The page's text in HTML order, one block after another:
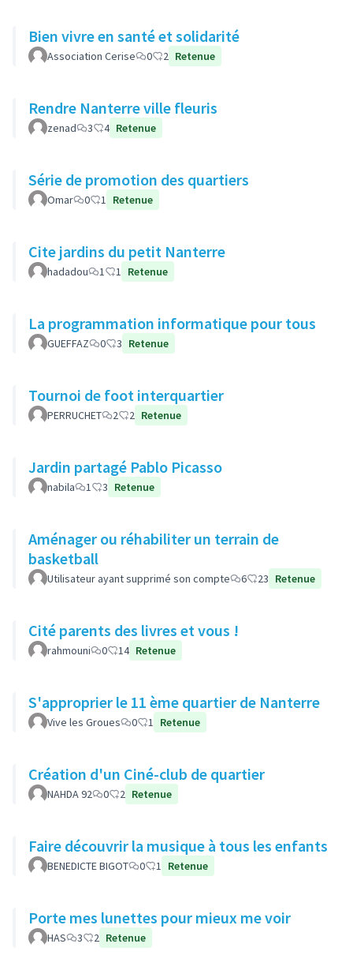
Bien vivre en santé et solidarité
Association Cerise 0 2 Retenue
Rendre Nanterre ville fleuris
zenad 3 4 Retenue
Série de promotion des quartiers
Omar 0 1 Retenue
Cite jardins du petit Nanterre
hadadou 1 1 Retenue
La programmation informatique pour tous
GUEFFAZ 0 3 Retenue
Tournoi de foot interquartier
PERRUCHET 2 2 Retenue
Jardin partagé Pablo Picasso
nabila 1 3 Retenue
Aménager ou réhabiliter un terrain de
basketball
Utilisateur ayant supprimé son compte 6 23 Retenue
Cité parents des livres et vous !
rahmouni 0 14 Retenue
S'approprier le 11 ème quartier de Nanterre
Vive les Groues 0 1 Retenue
Création d'un Ciné-club de quartier
NAHDA 92 0 2 Retenue
Faire découvrir la musique à tous les enfants
BENEDICTE BIGOT 0 1 Retenue
Porte mes lunettes pour mieux me voir
HAS 3 2 Retenue